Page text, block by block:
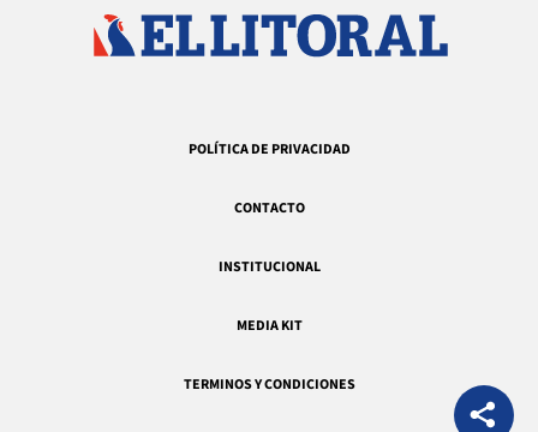
POLÍTICA DE PRIVACIDAD
CONTACTO
INSTITUCIONAL
MEDIA KIT
TERMINOS Y CONDICIONES